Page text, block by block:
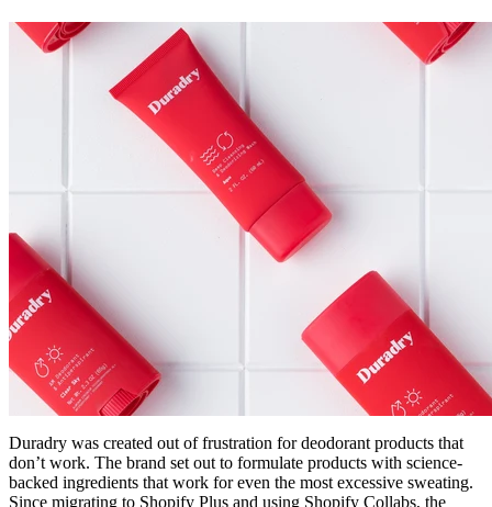
Duradry was created out of frustration for deodorant products that
don’t work. The brand set out to formulate products with science-
backed ingredients that work for even the most excessive sweating.
Since migrating to Shopify Plus and using Shopify Collabs, the